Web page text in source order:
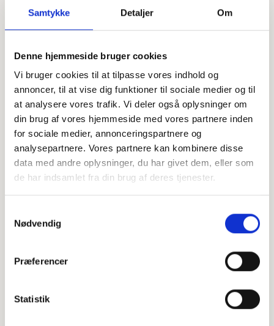
Samtykke Detaljer Om
Denne hjemmeside bruger cookies
Vi bruger cookies til at tilpasse vores indhold og
annoncer, til at vise dig funktioner til sociale medier og til
at analysere vores trafik. Vi deler også oplysninger om
din brug af vores hjemmeside med vores partnere inden
for sociale medier, annonceringspartnere og
analysepartnere. Vores partnere kan kombinere disse
data med andre oplysninger, du har givet dem, eller som
de har indsamlet fra din brug af deres tjenester.
Nødvendig
Præferencer
Statistik
Offentligtgjort i Jydske Vestkysten d. 7. april 2023
Højtideligheden
Fredagd. 14. april 2023 kl. 11.00
Ansager Kirke
−